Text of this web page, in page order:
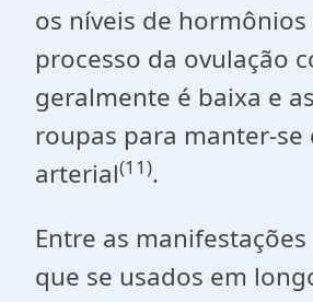
os níveis de
processo da ovulação
geralmente é baixa e
roupas para manter-
arterial(11).
Entre as
que se usados em